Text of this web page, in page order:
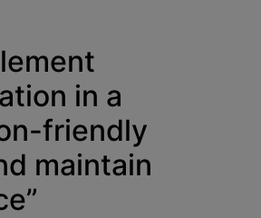
in a
friendly
maintain